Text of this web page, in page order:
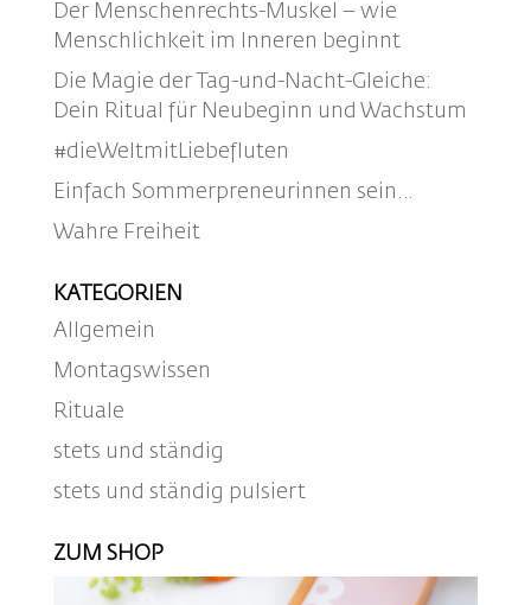
Der Menschenrechts-Muskel – wie
Menschlichkeit im Inneren beginnt
Die Magie der Tag-und-Nacht-Gleiche:
Dein Ritual für Neubeginn und Wachstum
#dieWeltmitLiebefluten
Einfach Sommerpreneurinnen sein…
Wahre Freiheit
KATEGORIEN
Allgemein
Montagswissen
Rituale
stets und ständig
stets und ständig pulsiert
ZUM SHOP